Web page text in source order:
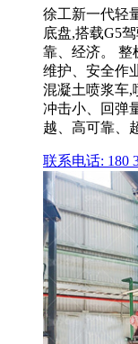
徐工新一代轻
底盘,搭载G5
靠、经济。 整
维护、安全作
混凝土喷浆车,
冲击小、回弹
越、高可靠、
联系电话: 180